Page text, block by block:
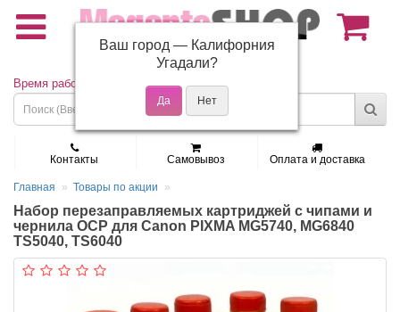
(495) 150-01-37
Время работы: Пн - Пт 9:30 - 19:00
Контакты Самовывоз Оплата и доставка
Главная Товары по акции
Набор перезаправляемых картриджей с чипами и
чернила OCP для Canon PIXMA MG5740, MG6840
TS5040, TS6040
Ваш город — Калифорния
Угадали?